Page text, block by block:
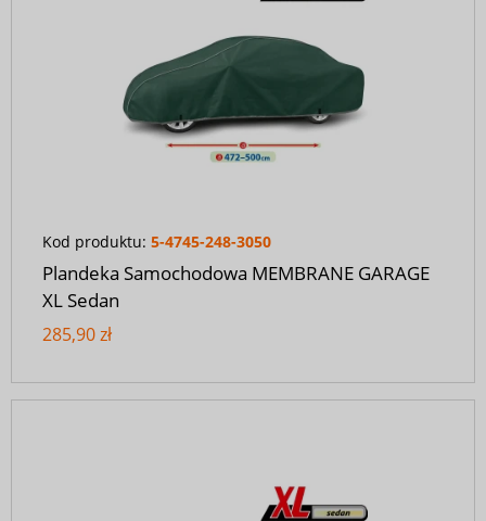
Kod produktu: 5-4745-248-3050
Plandeka Samochodowa MEMBRANE GARAGE
XL Sedan
285,90 zł